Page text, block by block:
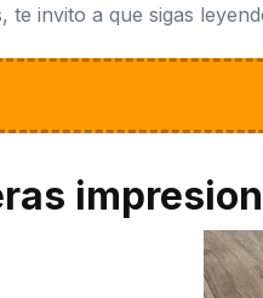
te invito a que sigas